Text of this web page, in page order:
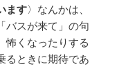
ます〉なんかは、
バスが来て」の句
怖くなったりする
るときに期待であ